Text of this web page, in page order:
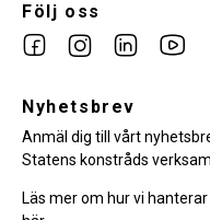
Följ oss
facebookinstagramLinkedin
Nyhetsbrev
Anmäl dig till vårt
Statens konstråds
Läs mer om hur vi